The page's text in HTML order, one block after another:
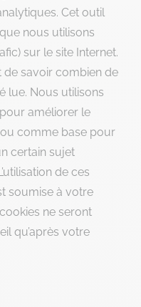
Cet outil
nous utilisons
sur le site Internet.
savoir combien de
lue. Nous utilisons
améliorer le
comme base pour
certain sujet
de ces
soumise à votre
ne seront
qu’après votre